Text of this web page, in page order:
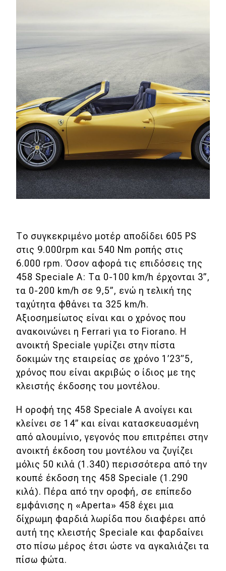
Νέα
Παρουσιάσεις
DRIVE Away
MOTO
Μεταχειρισμένο
Οδηγός αγοράς
Χρηστικά
Συμβουλές
ΚΤΕΟ
Οδική βοήθεια
eDRIVE
DRIVE USED
Το συγκεκριμένο μοτέρ αποδίδει 605 PS
στις 9.000rpm και 540 Nm ροπής στις
6.000 rpm. Όσον αφορά τις επιδόσεις της
458 Speciale Α: Τα 0-100 km/h έρχονται 3’’,
τα 0-200 km/h σε 9,5’’, ενώ η τελική της
ταχύτητα φθάνει τα 325 km/h.
Αξιοσημείωτος είναι και ο χρόνος που
ανακοινώνει η Ferrari για το Fiorano. Η
ανοικτή Speciale γυρίζει στην πίστα
δοκιμών της εταιρείας σε χρόνο 1’23”5,
χρόνος που είναι ακριβώς ο ίδιος με της
κλειστής έκδοσης του μοντέλου.
Η οροφή της 458 Speciale A ανοίγει και
κλείνει σε 14’’ και είναι κατασκευασμένη
από αλουμίνιο, γεγονός που επιτρέπει στην
ανοικτή έκδοση του μοντέλου να ζυγίζει
μόλις 50 κιλά (1.340) περισσότερα από την
κουπέ έκδοση της 458 Speciale (1.290
κιλά). Πέρα από την οροφή, σε επίπεδο
εμφάνισης η «Aperta» 458 έχει μια
δίχρωμη φαρδιά λωρίδα που διαφέρει από
αυτή της κλειστής Speciale και φαρδαίνει
στο πίσω μέρος έτσι ώστε να αγκαλιάζει τα
πίσω φώτα.